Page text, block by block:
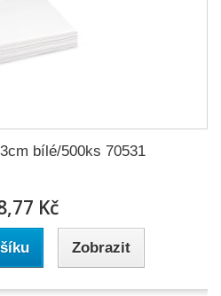
bílé/500ks 70531
Kč
Zobrazit